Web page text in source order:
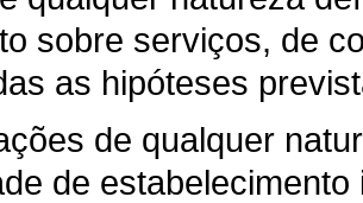
sobre serviços, de
as hipóteses
de qualquer
de